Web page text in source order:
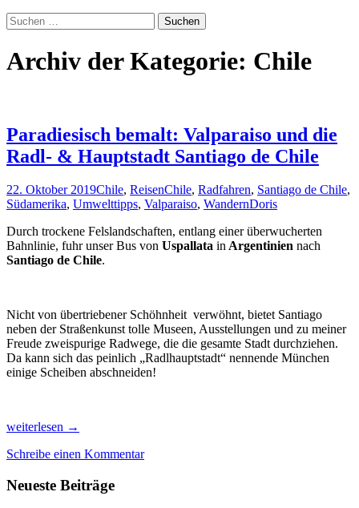
Suchen
nach:
Archiv der Kategorie: Chile
Paradiesisch bemalt: Valparaiso und die
Radl- & Hauptstadt Santiago de Chile
22. Oktober 2019Chile, ReisenChile, Radfahren, Santiago de Chile,
Südamerika, Umwelttipps, Valparaiso, WandernDoris
Durch trockene Felslandschaften, entlang einer überwucherten
Bahnlinie, fuhr unser Bus von Uspallata inArgentinien nach
Santiago de Chile.
Nicht von übertriebener Schöhnheit verwöhnt, bietet Santiago
neben der Straßenkunst tolle Museen, Ausstellungen und zu meiner
Freude zweispurige Radwege, die die gesamte Stadt durchziehen.
Da kann sich das peinlich „Radlhauptstadt“ nennende München
einige Scheiben abschneiden!
Paradiesisch
Valparaiso
die
weiterlesen →
Schreibe einen Kommentar
Neueste Beiträge